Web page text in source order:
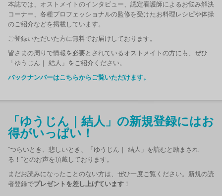
本誌では、オストメイトのインタビュー、認定看護師によるお悩み解決
コーナー、各種プロフェッショナルの監修を受けたお料理レシピや体操
のご紹介などを掲載しています。
ご登録いただいた方に無料でお届けしております。
皆さまの周りで情報を必要とされているオストメイトの方にも、ぜひ
「ゆうじん｜ 結人」をご紹介ください。
バックナンバーはこちらからご覧いただけます。
「ゆうじん｜結人」の新規登録にはお
得がいっぱい！
”つらいとき、悲しいとき、「ゆうじん｜ 結人」を読むと励まされ
る！”とのお声を頂戴しております。
まだお読みになったことのない方は、ぜひ一度ご覧ください。新規の読
者登録でプレゼントを差し上げています ！